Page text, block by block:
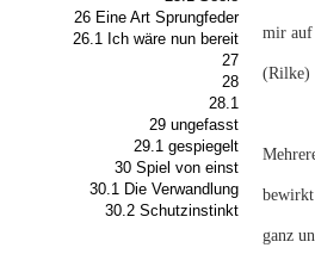
26 Eine Art Sprungfeder
26.1 Ich wäre nun bereit
27
28
28.1
29 ungefasst
29.1 gespiegelt
30 Spiel von einst
30.1 Die Verwandlung
30.2 Schutzinstinkt
mir auf
(Rilke)
bewirkt
ganz